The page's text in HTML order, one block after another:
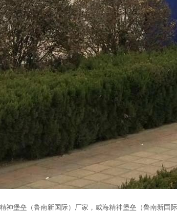
神堡垒（鲁南新国际）厂家，威海精神堡垒（鲁南新国